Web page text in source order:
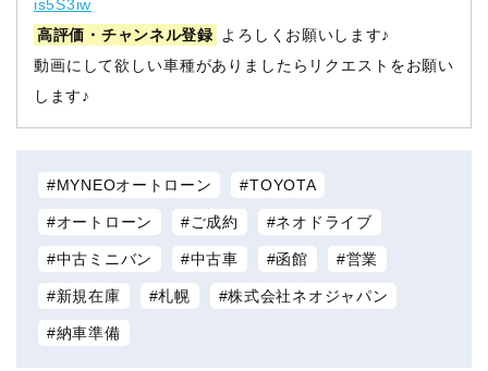
is5S3iw
高評価・チャンネル登録
よろしくお願いします♪
動画にして欲しい車種がありましたらリクエストをお願い
します♪
MYNEOオートローン TOYOTA
オートローン ご成約 ネオドライブ
中古ミニバン 中古車 函館 営業
新規在庫 札幌 株式会社ネオジャパン
納車準備